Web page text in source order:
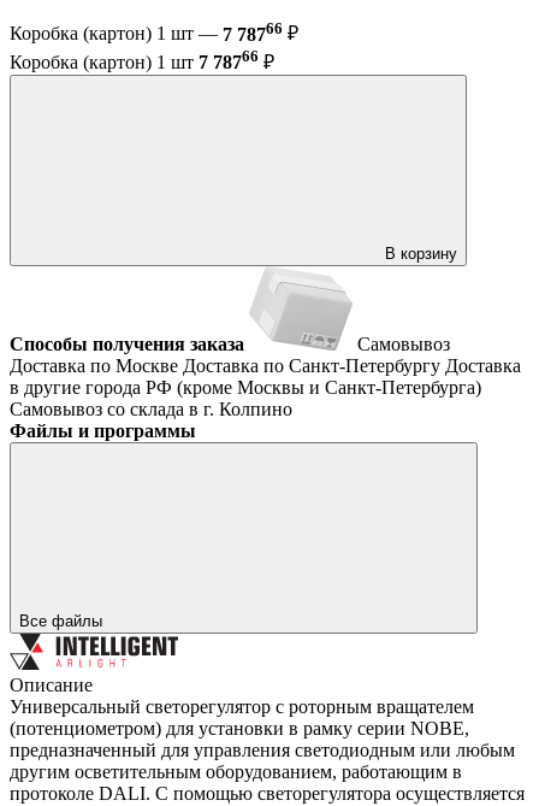
Коробка (картон) 1 шт — 7 78766 ₽
Коробка (картон) 1 шт 7 78766 ₽
В корзину
Способы получения заказа
Самовывоз
Доставка по Москве Доставка по Санкт-Петербургу Доставка
в другие города РФ (кроме Москвы и Санкт-Петербурга)
Самовывоз со склада в г. Колпино
Файлы и программы
Все файлы
Описание
Универсальный светорегулятор с роторным вращателем
(потенциометром) для установки в рамку серии NOBE,
предназначенный для управления светодиодным или любым
другим осветительным оборудованием, работающим в
протоколе DALI. С помощью светорегулятора осуществляется